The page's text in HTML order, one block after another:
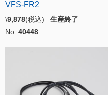
VFS-FR2
\9,878(税込) 生産終了
No. 40448